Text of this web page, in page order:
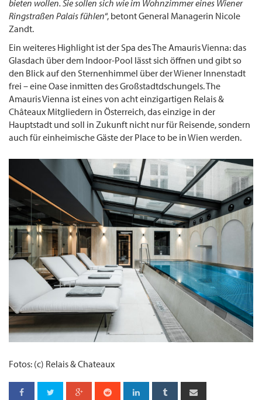
bieten wollen. Sie sollen sich wie im Wohnzimmer eines Wiener
Ringstraßen Palais fühlen“, betont General Managerin Nicole
Zandt.
Ein weiteres Highlight ist der Spa des The Amauris Vienna: das
Glasdach über dem Indoor-Pool lässt sich öffnen und gibt so
den Blick auf den Sternenhimmel über der Wiener Innenstadt
frei – eine Oase inmitten des Großstadtdschungels. The
Amauris Vienna ist eines von acht einzigartigen Relais &
Châteaux Mitgliedern in Österreich, das einzige in der
Hauptstadt und soll in Zukunft nicht nur für Reisende, sondern
auch für einheimische Gäste der Place to be in Wien werden.
Fotos: (c) Relais & Chateaux